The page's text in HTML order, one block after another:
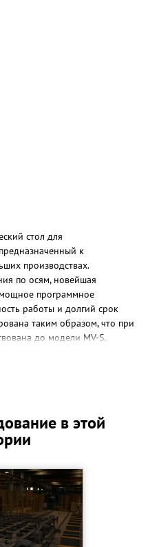
стол для
к
производствах.
по осям, новейшая
программное
работы и долгий срок
таким образом, что при
до модели MV-S.
реза в зависимости от
стекла
Pentium III
параметров резки
интерфейса для
в этой